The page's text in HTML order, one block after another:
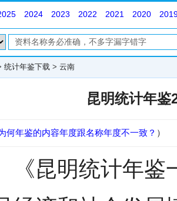
2024 2023 2022 2021 2020
统计年鉴下载 > 云南
昆明统计年鉴
何年鉴的内容年度跟名称年度不一致？ ）
《昆明统计年鉴